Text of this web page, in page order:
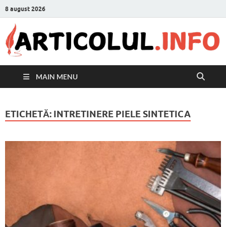
8 august 2026
MAIN MENU
ETICHETĂ: INTRETINERE PIELE SINTETICA